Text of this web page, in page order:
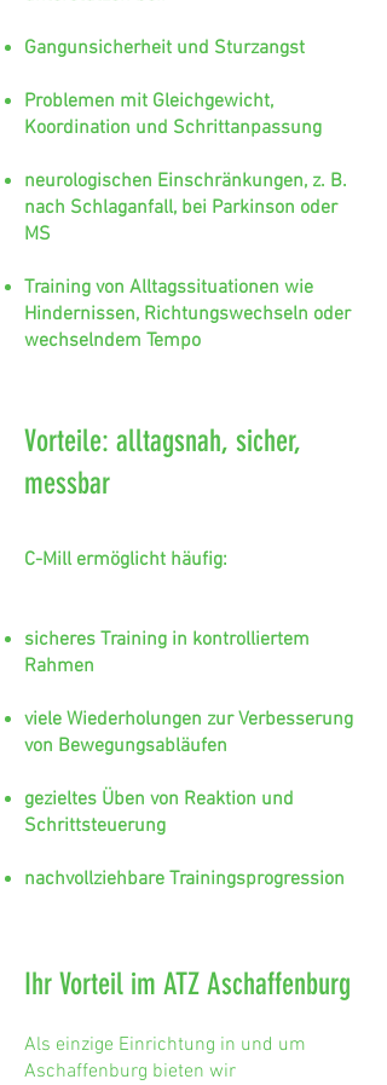
Gangunsicherheit und Sturzangst
Problemen mit Gleichgewicht,
Koordination und Schrittanpassung
neurologischen Einschränkungen, z. B.
nach Schlaganfall, bei Parkinson oder
MS
Training von Alltagssituationen wie
Hindernissen, Richtungswechseln oder
wechselndem Tempo
Vorteile: alltagsnah, sicher,
messbar
C-Mill ermöglicht häufig:
sicheres Training in kontrolliertem
Rahmen
viele Wiederholungen zur Verbesserung
von Bewegungsabläufen
gezieltes Üben von Reaktion und
Schrittsteuerung
nachvollziehbare Trainingsprogression
Ihr Vorteil im ATZ Aschaffenburg
Als einzige Einrichtung in und um
Aschaffenburg bieten wir